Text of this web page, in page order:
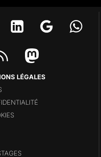
LÉGALES